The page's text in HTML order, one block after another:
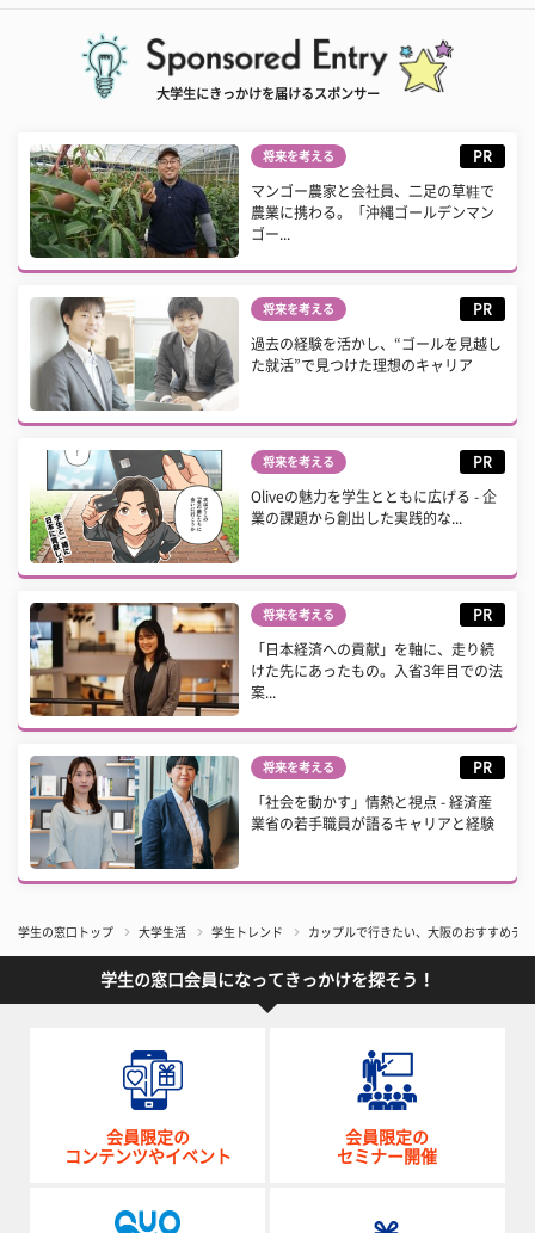
大学生にきっかけを届けるスポンサー
将来を考える PR
マンゴー農家と会社員、二足の草鞋で
農業に携わる。「沖縄ゴールデンマン
ゴー...
将来を考える PR
過去の経験を活かし、“ゴールを見越し
た就活”で見つけた理想のキャリア
将来を考える PR
Oliveの魅力を学生とともに広げる - 企
業の課題から創出した実践的な...
将来を考える PR
「日本経済への貢献」を軸に、走り続
けた先にあったもの。入省3年目での法
案...
将来を考える PR
「社会を動かす」情熱と視点 - 経済産
業省の若手職員が語るキャリアと経験
学生の窓口トップ 大学生活 学生トレンド カップルで行きたい、大阪のおすすめデ
学生の窓口会員になってきっかけを探そう！
会員限定の
コンテンツやイベント
会員限定の
セミナー開催